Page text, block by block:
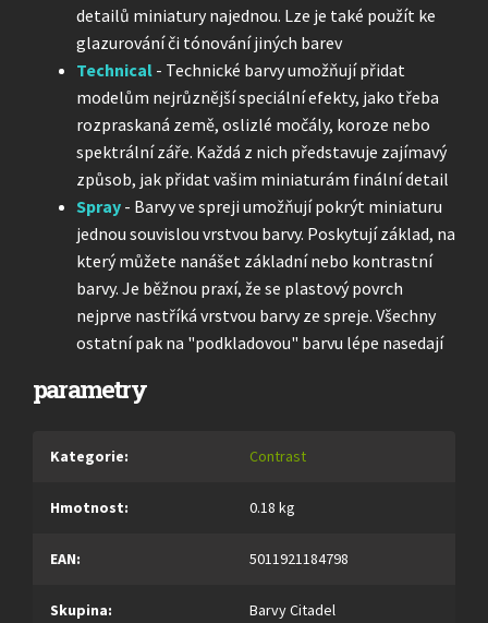
detailů miniatury najednou. Lze je také použít ke
glazurování či tónování jiných barev
Technical - Technické barvy umožňují přidat
modelům nejrůznější speciální efekty, jako třeba
rozpraskaná země, oslizlé močály, koroze nebo
spektrální záře. Každá z nich představuje zajímavý
způsob, jak přidat vašim miniaturám finální detail
Spray - Barvy ve spreji umožňují pokrýt miniaturu
jednou souvislou vrstvou barvy. Poskytují základ, na
který můžete nanášet základní nebo kontrastní
barvy. Je běžnou praxí, že se plastový povrch
nejprve nastříká vrstvou barvy ze spreje. Všechny
ostatní pak na "podkladovou" barvu lépe nasedají
parametry
Kategorie: Contrast
Hmotnost: 0.18 kg
EAN: 5011921184798
Skupina: Barvy Citadel